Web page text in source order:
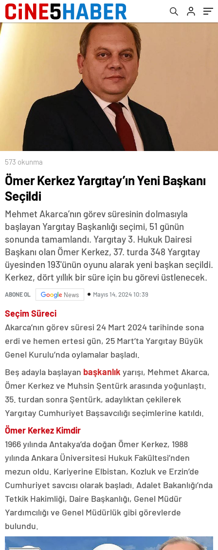
573 okunma
Ömer Kerkez Yargıtay’ın Yeni Başkanı
Seçildi
Mehmet Akarca’nın görev süresinin dolmasıyla
başlayan Yargıtay Başkanlığı seçimi, 51 günün
sonunda tamamlandı. Yargıtay 3. Hukuk Dairesi
Başkanı olan Ömer Kerkez, 37. turda 348 Yargıtay
üyesinden 193'ünün oyunu alarak yeni başkan seçildi.
Kerkez, dört yıllık bir süre için bu görevi üstlenecek.
ABONE OL News Mayıs 14, 2024 10:39
Seçim Süreci
Akarca’nın görev süresi 24 Mart 2024 tarihinde sona
erdi ve hemen ertesi gün, 25 Mart’ta Yargıtay Büyük
Genel Kurulu’nda oylamalar başladı.
Beş adayla başlayan başkanlık yarışı, Mehmet Akarca,
Ömer Kerkez ve Muhsin Şentürk arasında yoğunlaştı.
35. turdan sonra Şentürk, adaylıktan çekilerek
Yargıtay Cumhuriyet Başsavcılığı seçimlerine katıldı.
Ömer Kerkez Kimdir
1966 yılında Antakya’da doğan Ömer Kerkez, 1988
yılında Ankara Üniversitesi Hukuk Fakültesi’nden
mezun oldu. Kariyerine Elbistan, Kozluk ve Erzin’de
Cumhuriyet savcısı olarak başladı. Adalet Bakanlığı’nda
Tetkik Hakimliği, Daire Başkanlığı, Genel Müdür
Yardımcılığı ve Genel Müdürlük gibi görevlerde
bulundu.